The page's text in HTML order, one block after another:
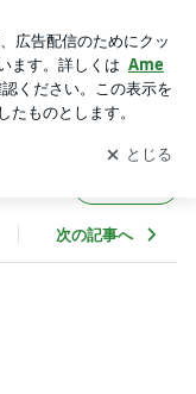
を受け取りまし
開く
次の記事へ